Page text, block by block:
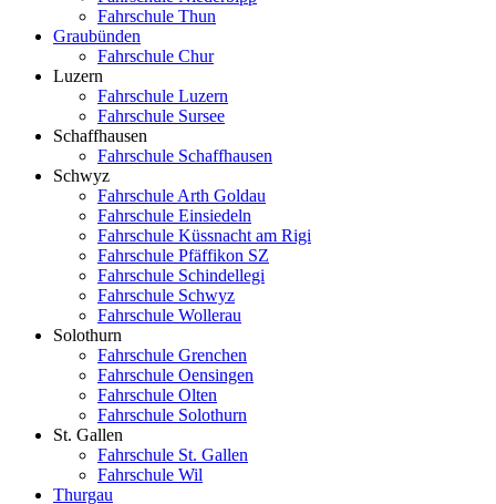
Fahrschule Thun
Graubünden
Fahrschule Chur
Luzern
Fahrschule Luzern
Fahrschule Sursee
Schaffhausen
Fahrschule Schaffhausen
Schwyz
Fahrschule Arth Goldau
Fahrschule Einsiedeln
Fahrschule Küssnacht am Rigi
Fahrschule Pfäffikon SZ
Fahrschule Schindellegi
Fahrschule Schwyz
Fahrschule Wollerau
Solothurn
Fahrschule Grenchen
Fahrschule Oensingen
Fahrschule Olten
Fahrschule Solothurn
St. Gallen
Fahrschule St. Gallen
Fahrschule Wil
Thurgau